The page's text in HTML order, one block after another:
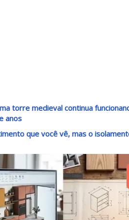
torre medieval continua
anos
que você vê, mas o